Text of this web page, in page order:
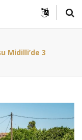
Midilli’de 3